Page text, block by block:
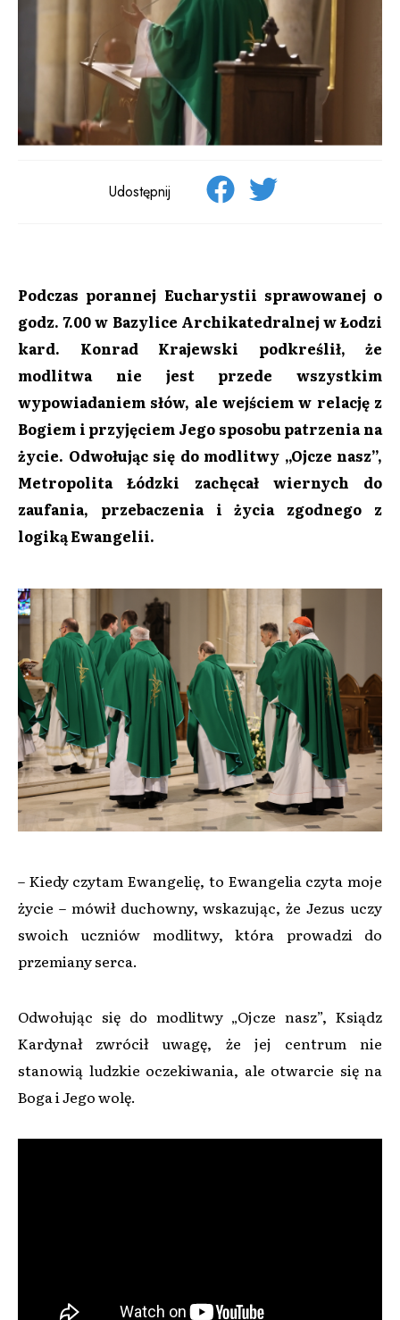
Udostępnij
Podczas porannej Eucharystii sprawowanej o
godz. 7.00 w Bazylice Archikatedralnej w Łodzi
kard. Konrad Krajewski podkreślił, że
modlitwa nie jest przede wszystkim
wypowiadaniem słów, ale wejściem w relację z
Bogiem i przyjęciem Jego sposobu patrzenia na
życie. Odwołując się do modlitwy „Ojcze nasz”,
Metropolita Łódzki zachęcał wiernych do
zaufania, przebaczenia i życia zgodnego z
logiką Ewangelii.
– Kiedy czytam Ewangelię, to Ewangelia czyta moje
życie – mówił duchowny, wskazując, że Jezus uczy
swoich uczniów modlitwy, która prowadzi do
przemiany serca.
Odwołując się do modlitwy „Ojcze nasz”, Ksiądz
Kardynał zwrócił uwagę, że jej centrum nie
stanowią ludzkie oczekiwania, ale otwarcie się na
Boga i Jego wolę.